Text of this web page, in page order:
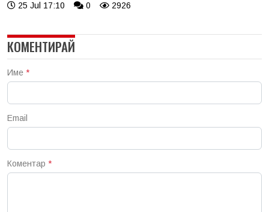
25 Jul 17:10 0 2926
КОМЕНТИРАЙ
Име *
Email
Коментар *